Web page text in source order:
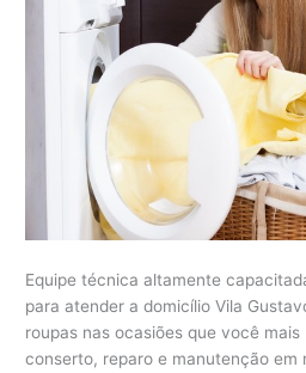
Equipe técnica altamente
para atender a domicílio Vila
roupas nas ocasiões que você
conserto, reparo e manutenção em